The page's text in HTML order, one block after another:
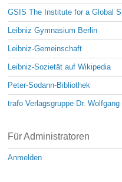
GSIS The Institute for a Global
Leibniz Gymnasium Berlin
Leibniz-Gemeinschaft
Leibniz-Sozietät auf Wikipedia
Peter-Sodann-Bibliothek
trafo Verlagsgruppe Dr.
Für Administratoren
Anmelden